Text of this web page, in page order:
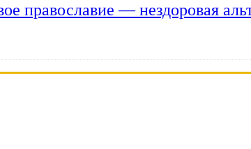
православие — нездоровая